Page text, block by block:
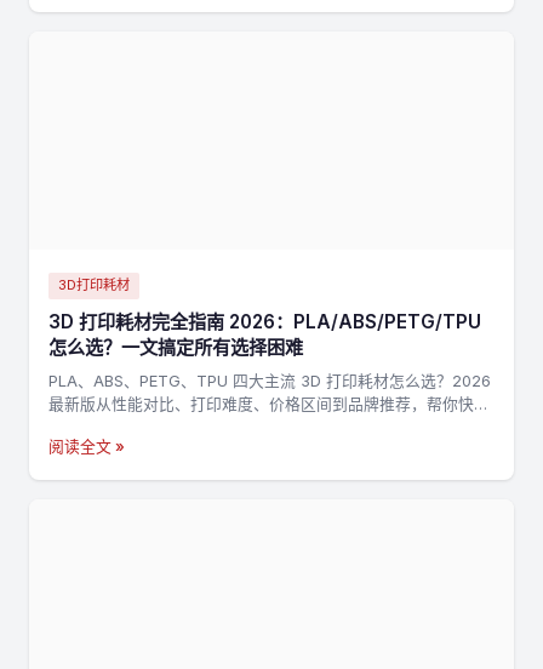
3D打印耗材
3D 打印耗材完全指南 2026：PLA/ABS/PETG/TPU
怎么选？一文搞定所有选择困难
PLA、ABS、PETG、TPU 四大主流 3D 打印耗材怎么选？2026
最新版从性能对比、打印难度、价格区间到品牌推荐，帮你快速
阅读全文 »